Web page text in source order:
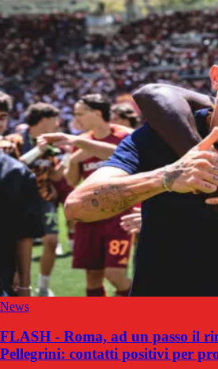
News
FLASH - Roma, ad un passo il
Pellegrini: contatti positivi per